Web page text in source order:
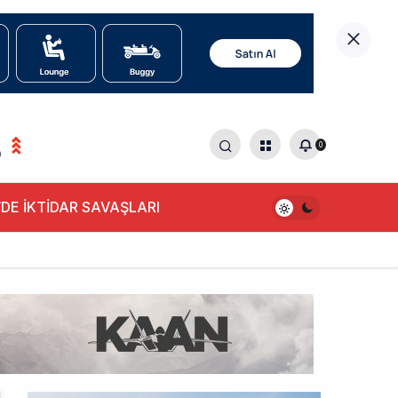
0
İKTİDAR SAVAŞLARI